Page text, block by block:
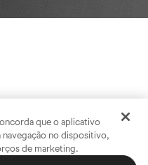
que o aplicativo
navegação no dispositivo,
de marketing.